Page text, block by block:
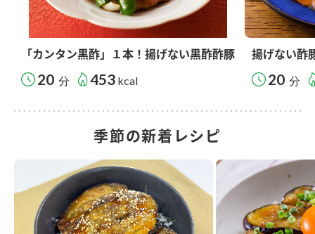
「カンタン黒酢」１本！揚げない黒酢酢豚
20 分 453 kcal
揚げない酢
20 分
季節の新着レシピ